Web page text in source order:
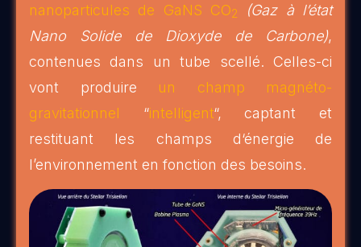
nanoparticules de GaNS CO2
(Gaz à l’état
Nano Solide de Dioxyde de Carbone),
contenues dans un tube scellé. Celles-ci
vont produire un champ magnéto-
gravitationnel “intelligent“, captant et
restituant les champs d‘énergie de
l’environnement en fonction des besoins.